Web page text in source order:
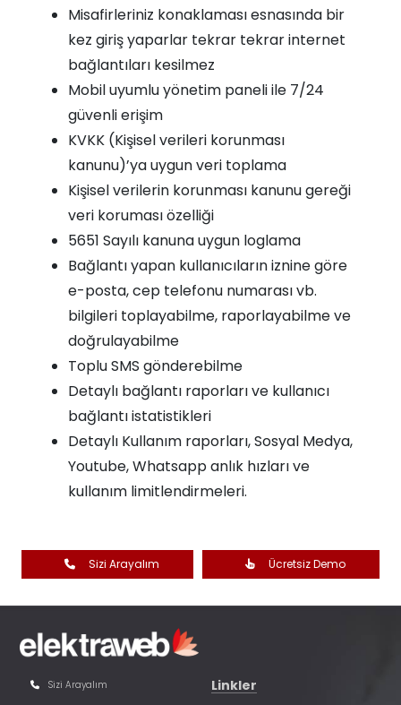
Misafirleriniz konaklaması esnasında bir
kez giriş yaparlar tekrar tekrar internet
bağlantıları kesilmez
Mobil uyumlu yönetim paneli ile 7/24
güvenli erişim
KVKK (Kişisel verileri korunması
kanunu)’ya uygun veri toplama
Kişisel verilerin korunması kanunu gereği
veri koruması özelliği
5651 Sayılı kanuna uygun loglama
Bağlantı yapan kullanıcıların iznine göre
e-posta, cep telefonu numarası vb.
bilgileri toplayabilme, raporlayabilme ve
doğrulayabilme
Toplu SMS gönderebilme
Detaylı bağlantı raporları ve kullanıcı
bağlantı istatistikleri
Detaylı Kullanım raporları, Sosyal Medya,
Youtube, Whatsapp anlık hızları ve
kullanım limitlendirmeleri.
Sizi Arayalım Ücretsiz Demo
Sizi Arayalım Linkler